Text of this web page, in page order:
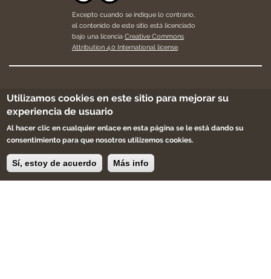
Excepto cuando se indique lo contrario,
el contenido de este sitio está licenciado
bajo una licencia Creative Commons
Attribution 4.0 International license.
Apúntate a la newsletter, sólo te enviaremos
cosas bonitas y buenas noticias.
Utilizamos cookies en este sitio para mejorar su
experiencia de usuario
Al hacer clic en cualquier enlace en esta página se le está dando su
consentimiento para que nosotros utilizemos cookies.
Sí, estoy de acuerdo Más info